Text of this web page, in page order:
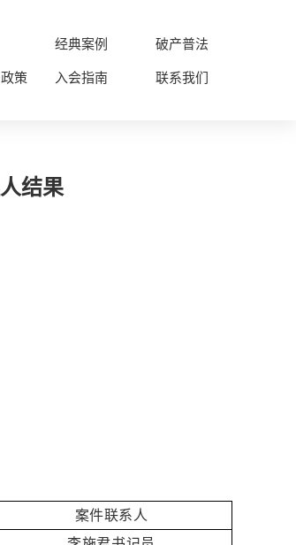
经典案例
破产普法
策 入会指南 联系我们
结果
案件联系人